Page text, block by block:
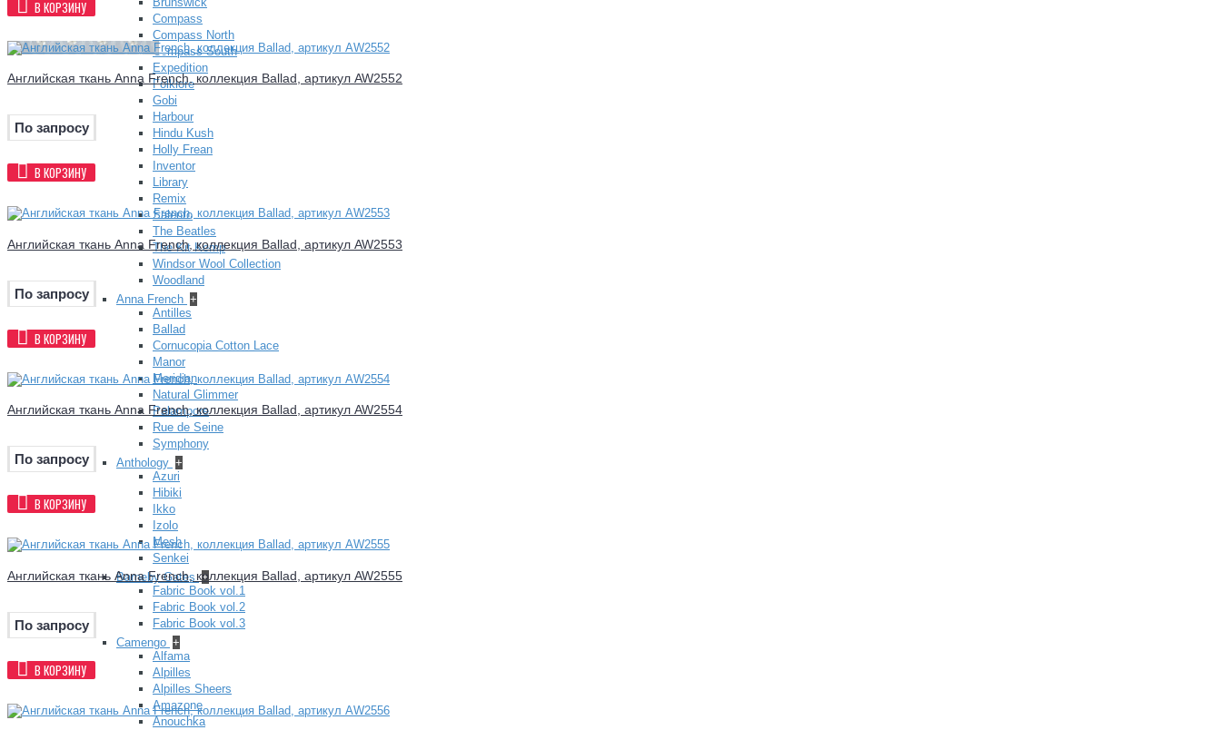
Compass
Compass North
Compass South
Expedition
Folklore
Gobi
Harbour
Hindu Kush
Holly Frean
Inventor
Library
Remix
Salento
The Beatles
The Kit Kemp
Windsor Wool Collection
Woodland
Anna French +
Antilles
Ballad
Cornucopia Cotton Lace
Manor
Meridian
Natural Glimmer
Palampore
Rue de Seine
Symphony
Anthology +
Azuri
Hibiki
Ikko
Izolo
Mesh
Senkei
Barneby Gates +
Fabric Book vol.1
Fabric Book vol.2
Fabric Book vol.3
Camengo +
Alfama
Alpilles
Alpilles Sheers
Amazone
Anouchka
В КОРЗИНУ
Английская ткань Anna French, коллекция Ballad, артикул AW2552
По запросу
В КОРЗИНУ
Английская ткань Anna French, коллекция Ballad, артикул AW2553
По запросу
В КОРЗИНУ
Английская ткань Anna French, коллекция Ballad, артикул AW2554
По запросу
В КОРЗИНУ
Английская ткань Anna French, коллекция Ballad, артикул AW2555
По запросу
В КОРЗИНУ